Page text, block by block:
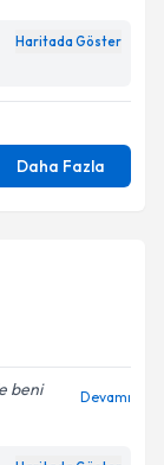
Haritada Göster
Daha Fazla
beni
Devamı